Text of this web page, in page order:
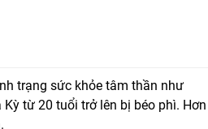
trạng sức khỏe tâm thần như
từ 20 tuổi trở lên bị béo phì. Hơn